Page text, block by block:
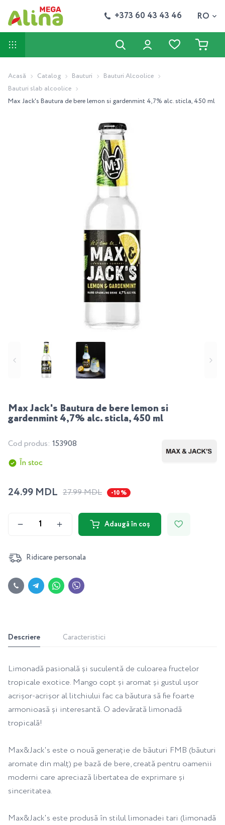
+373 60 43 43 46 RO
Acasă Catalog Bauturi
Bauturi Alcoolice
Bauturi slab alcoolice
Max Jack's Bautura de bere lemon si gardenmint 4,7% alc. sticla, 450 ml
Max Jack's Bautura de bere lemon si
gardenmint 4,7% alc. sticla, 450 ml
Cod produs: 153908
În stoc
24.99 MDL 27.99 MDL -10 %
Adaugă în coș
Ridicare personala
Descriere Caracteristici
Limonadă pasională și suculentă de culoarea fructelor
tropicale exotice. Mango copt și aromat și gustul ușor
acrișor-acrișor al litchiului fac ca băutura să fie foarte
armonioasă și interesantă. O adevărată limonadă
tropicală!
Max&Jack's este o nouă generație de băuturi FMB (băuturi
aromate din malț) pe bază de bere, creată pentru oamenii
moderni care apreciază libertatea de exprimare și
sinceritatea.
Max&Jack's este produsă în stilul limonadei tari (limonadă